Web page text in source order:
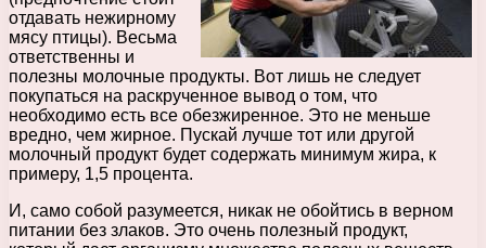
отдавать нежирному
мясу птицы). Весьма
ответственны и
полезны молочные продукты. Вот лишь не следует
покупаться на раскрученное вывод о том, что
необходимо есть все обезжиренное. Это не меньше
вредно, чем жирное. Пускай лучше тот или другой
молочный продукт будет содержать минимум жира, к
примеру, 1,5 процента.
И, само собой разумеется, никак не обойтись в верном
питании без злаков. Это очень полезный продукт,